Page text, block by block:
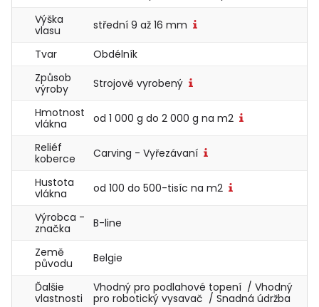
Výška
vlasu
střední 9 až 16 mm
Tvar
Obdélník
Způsob
výroby
Strojově vyrobený
Hmotnost
vlákna
od 1 000 g do 2 000 g na m2
Reliéf
koberce
Carving - Vyřezávaní
Hustota
vlákna
od 100 do 500-tisíc na m2
Výrobca -
značka
B-line
Země
původu
Belgie
Ďalšie
vlastnosti
Vhodný pro podlahové topení / Vhodný
pro robotický vysavač / Snadná údržba